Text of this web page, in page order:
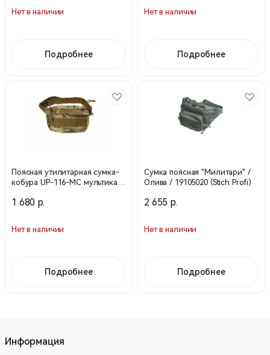
Нет в наличии
Подробнее
Нет в наличии
Подробнее
Поясная утилитарная сумка-
кобура UP-116-МС мультикам
1 680 р.
Нет в наличии
Подробнее
Сумка поясная "Милитари" /
Олива / 19105020 (Stich Profi)
2 655 р.
Нет в наличии
Подробнее
Информация